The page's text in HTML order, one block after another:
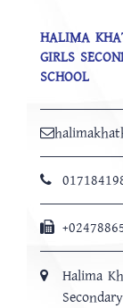
HALIMA
GIRLS
SCHOOL
Halima